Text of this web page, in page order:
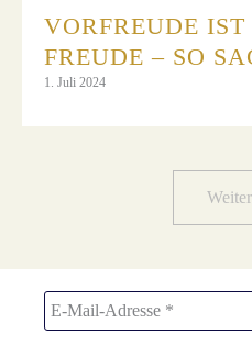
VORFREUDE
FREUDE – SO
1. Juli 2024